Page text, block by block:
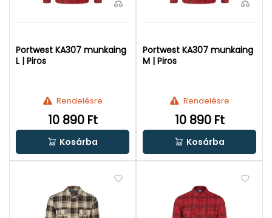
Portwest KA307 munkaing
L | Piros
Rendelésre
10 890 Ft
Kosárba
Portwest KA307 munkaing
M | Piros
Rendelésre
10 890 Ft
Kosárba